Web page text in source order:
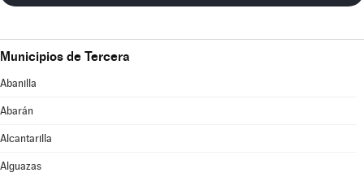
Municipios de Tercera
Abanilla
Abarán
Alcantarilla
Alguazas